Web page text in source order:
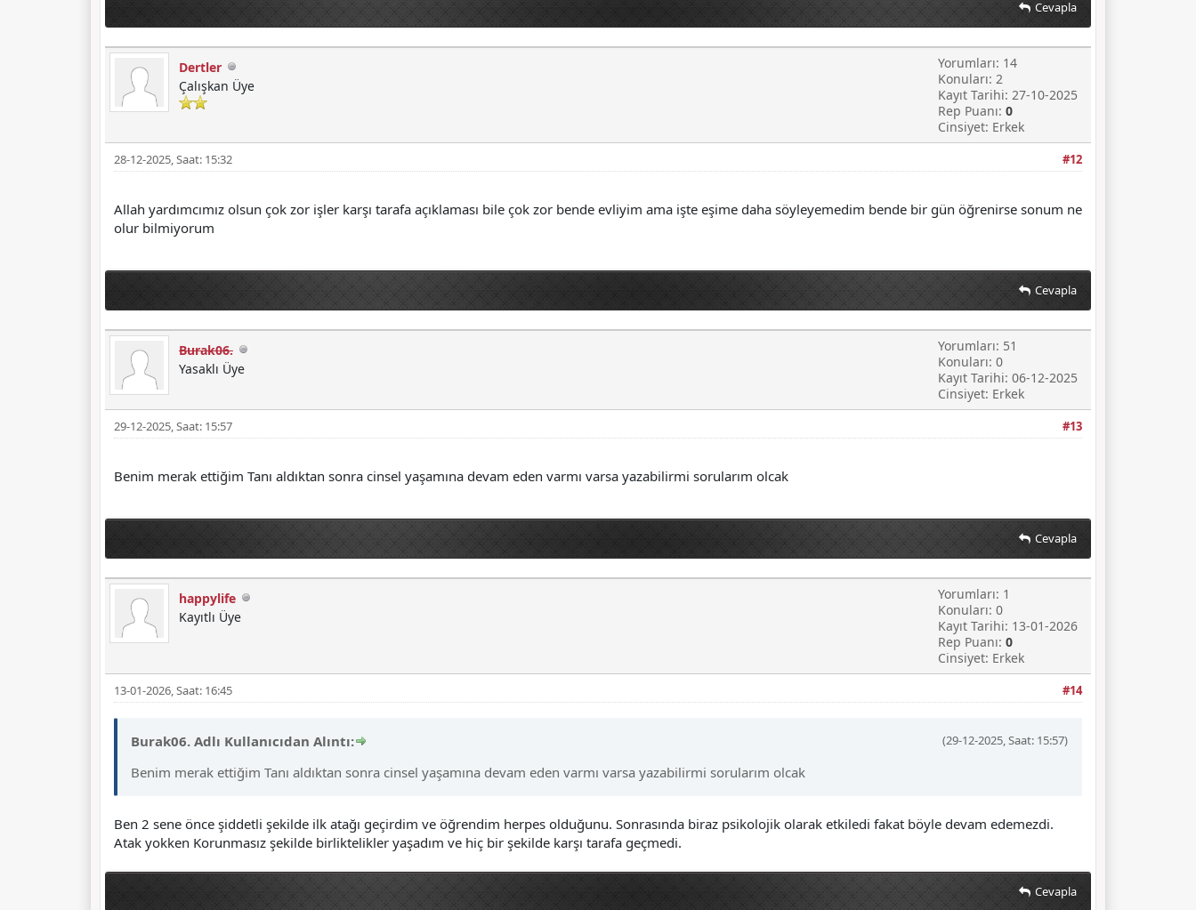
Cevapla
Dertler
Çalışkan Üye
Yorumları: 14
Konuları: 2
Kayıt Tarihi: 27-10-2025
Rep Puanı: 0
Cinsiyet: Erkek
#12
28-12-2025, Saat: 15:32
Allah yardımcımız olsun çok zor işler karşı tarafa açıklaması bile çok zor bende evliyim ama işte eşime daha söyleyemedim bende bir gün öğrenirse sonum ne
olur bilmiyorum
Cevapla
Burak06.
Yasaklı Üye
Yorumları: 51
Konuları: 0
Kayıt Tarihi: 06-12-2025
Cinsiyet: Erkek
#13
29-12-2025, Saat: 15:57
Benim merak ettiğim Tanı aldıktan sonra cinsel yaşamına devam eden varmı varsa yazabilirmi sorularım olcak
Cevapla
happylife
Kayıtlı Üye
Yorumları: 1
Konuları: 0
Kayıt Tarihi: 13-01-2026
Rep Puanı: 0
Cinsiyet: Erkek
#14
13-01-2026, Saat: 16:45
(29-12-2025, Saat: 15:57)
Burak06. Adlı Kullanıcıdan Alıntı:
Benim merak ettiğim Tanı aldıktan sonra cinsel yaşamına devam eden varmı varsa yazabilirmi sorularım olcak
Ben 2 sene önce şiddetli şekilde ilk atağı geçirdim ve öğrendim herpes olduğunu. Sonrasında biraz psikolojik olarak etkiledi fakat böyle devam edemezdi.
Atak yokken Korunmasız şekilde birliktelikler yaşadım ve hiç bir şekilde karşı tarafa geçmedi.
Cevapla